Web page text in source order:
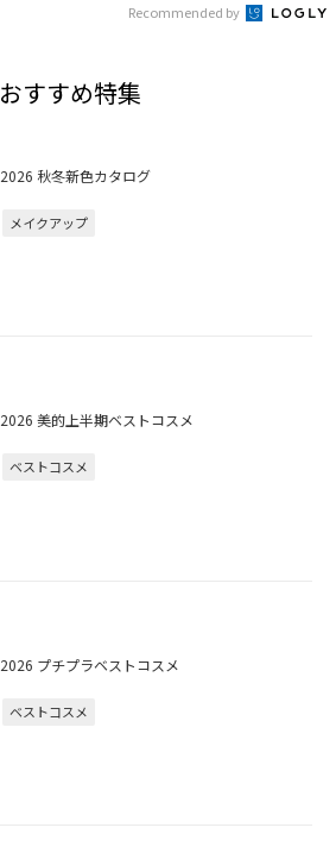
Recommended by
おすすめ特集
2026 秋冬新色カタログ
メイクアップ
2026 美的上半期ベストコスメ
ベストコスメ
2026 プチプラベストコスメ
ベストコスメ